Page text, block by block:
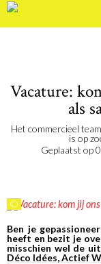
Vacature:
als
Het commercieel
is op
Geplaatst op
©
Ben je
heeft en bezit je
misschien wel de
Déco Idées, Actief